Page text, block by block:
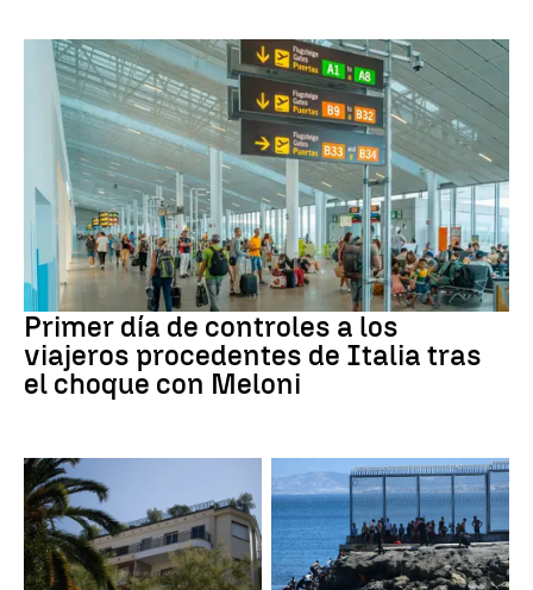
VIAJES
Primer día de controles a los
viajeros procedentes de Italia tras
el choque con Meloni
Ático Ayuso Crisis migratoria Ceuta